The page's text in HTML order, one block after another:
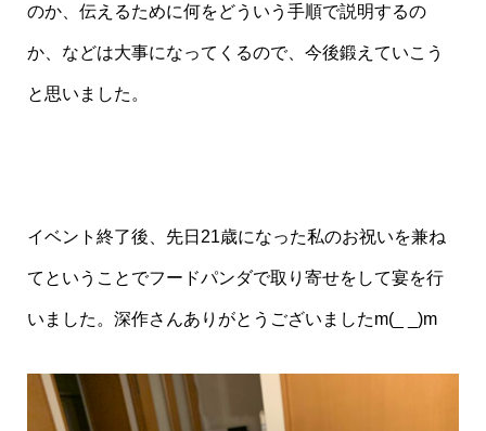
のか、伝えるために何をどういう手順で説明するの
か、などは大事になってくるので、今後鍛えていこう
と思いました。
イベント終了後、 先日21歳になった私のお祝いを兼ね
てということでフードパンダで取り寄せをして宴を行
いました。深作さんありがとうございましたm(_ _)m